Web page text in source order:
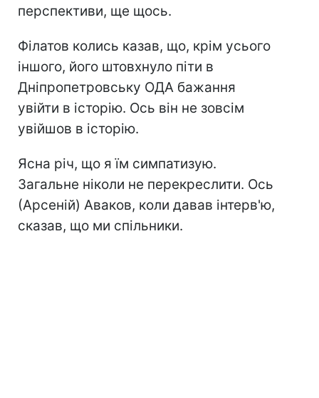
перспективи, ще щось.
Філатов колись казав, що, крім усього
іншого, його штовхнуло піти в
Дніпропетровську ОДА бажання
увійти в історію. Ось він не зовсім
увійшов в історію.
Ясна річ, що я їм симпатизую.
Загальне ніколи не перекреслити. Ось
(Арсеній) Аваков, коли давав інтерв'ю,
сказав, що ми спільники.